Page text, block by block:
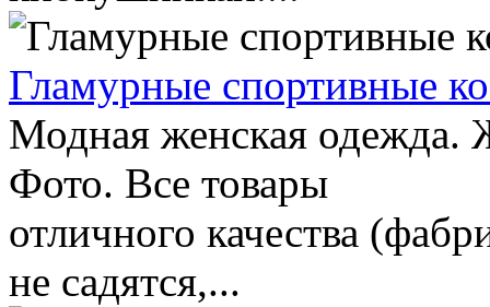
Гламурные спортивные
Модная женская одежда.
Фото. Все товары
отличного качества
не садятся,...